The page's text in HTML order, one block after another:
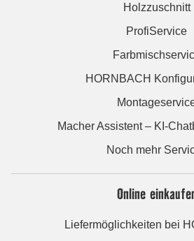
Holzzuschnitt
ProfiService
HORNBACH
Macher Assistent – KI-
Noch mehr
Online
Liefermöglichkeiten bei